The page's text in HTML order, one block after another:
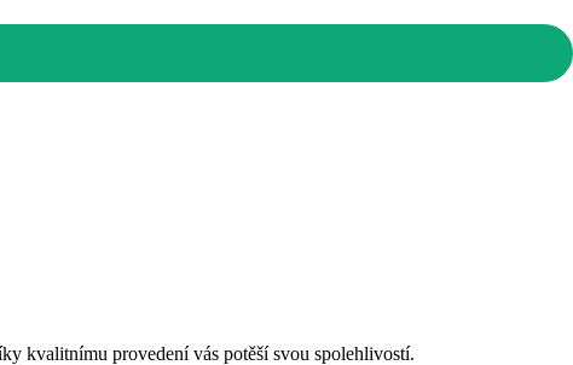
kvalitnímu provedení vás potěší svou spolehlivostí.